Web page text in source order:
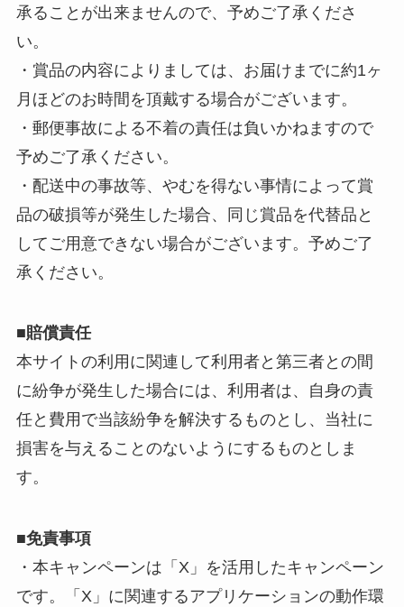
承ることが出来ませんので、予めご了承くださ
い。
・賞品の内容によりましては、お届けまでに約1ヶ
月ほどのお時間を頂戴する場合がございます。
・郵便事故による不着の責任は負いかねますので
予めご了承ください。
・配送中の事故等、やむを得ない事情によって賞
品の破損等が発生した場合、同じ賞品を代替品と
してご用意できない場合がございます。予めご了
承ください。
■賠償責任
本サイトの利用に関連して利用者と第三者との間
に紛争が発生した場合には、利用者は、自身の責
任と費用で当該紛争を解決するものとし、当社に
損害を与えることのないようにするものとしま
す。
■免責事項
・本キャンペーンは「X」を活用したキャンペーン
です。「X」に関連するアプリケーションの動作環